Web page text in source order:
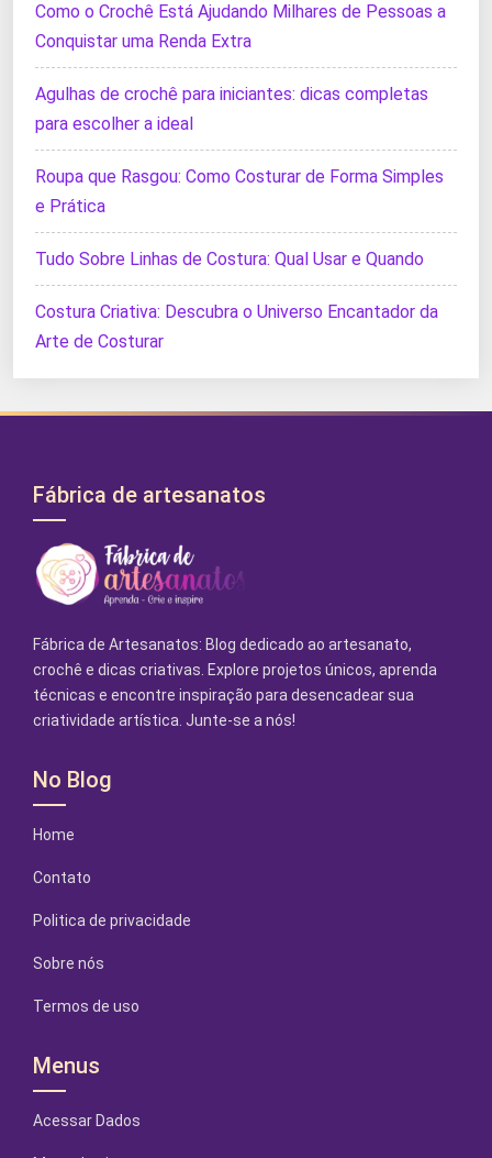
Como o Crochê Está Ajudando Milhares de Pessoas a
Conquistar uma Renda Extra
Agulhas de crochê para iniciantes: dicas completas
para escolher a ideal
Roupa que Rasgou: Como Costurar de Forma Simples
e Prática
Tudo Sobre Linhas de Costura: Qual Usar e Quando
Costura Criativa: Descubra o Universo Encantador da
Arte de Costurar
Fábrica de artesanatos
Fábrica de Artesanatos: Blog dedicado ao artesanato,
crochê e dicas criativas. Explore projetos únicos, aprenda
técnicas e encontre inspiração para desencadear sua
criatividade artística. Junte-se a nós!
No Blog
Home
Contato
Politica de privacidade
Sobre nós
Termos de uso
Menus
Acessar Dados